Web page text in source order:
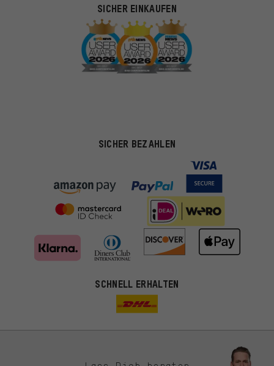
SICHER EINKAUFEN
SICHER BEZAHLEN
SCHNELL ERHALTEN